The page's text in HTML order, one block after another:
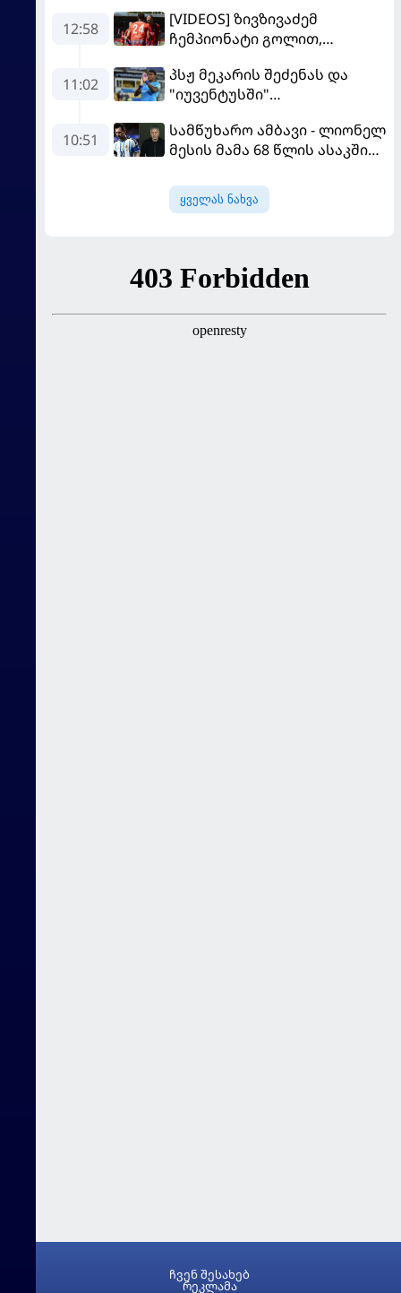
12:58
[VIDEOS] ზივზივაძემ
ჩემპიონატი გოლით,
გამარჯვებით დაიწყო
11:02
პსჟ მეკარის შეძენას და
"იუვენტუსში"
10:51
სამწუხარო ამბავი - ლიონელ
მესის მამა 68 წლის ასაკში
ყველას ნახვა
ჩვენ შესახებ
რეკლამა